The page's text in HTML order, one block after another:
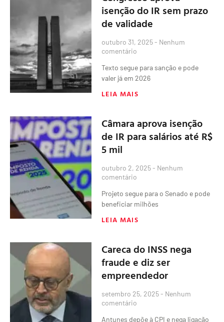
isenção do IR sem prazo
de validade
outubro 31, 2025 Nenhum
comentário
Texto segue para sanção e pode
valer já em 2026
LEIA MAIS
Câmara aprova isenção
de IR para salários até R$
5 mil
outubro 2, 2025 Nenhum
comentário
Projeto segue para o Senado e pode
beneficiar milhões
LEIA MAIS
Careca do INSS nega
fraude e diz ser
empreendedor
setembro 25, 2025 Nenhum
comentário
Antunes depõe à CPI e nega ligação